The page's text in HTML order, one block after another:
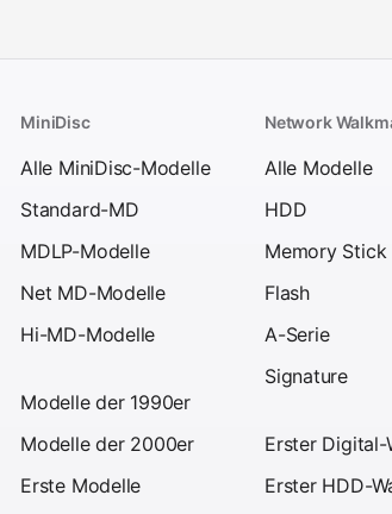
MiniDisc
Alle MiniDisc-Modelle
Standard-MD
MDLP-Modelle
Net MD-Modelle
Hi-MD-Modelle
Modelle der 1990er
Modelle der 2000er
Erste Modelle
Network
Alle Modelle
HDD
Memory Stick
Flash
A-Serie
Signature
Erster Digital-
Erster HDD-